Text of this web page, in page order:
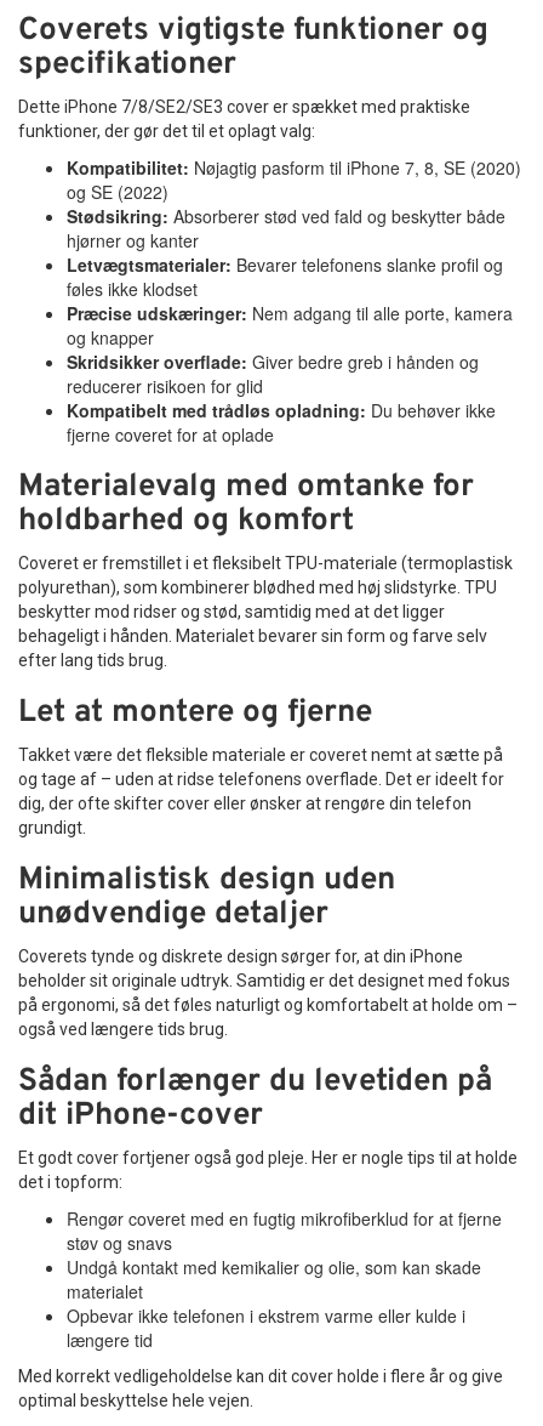
Coverets vigtigste funktioner og
specifikationer
Dette iPhone 7/8/SE2/SE3 cover er spækket med praktiske
funktioner, der gør det til et oplagt valg:
Kompatibilitet: Nøjagtig pasform til iPhone 7, 8, SE (2020)
og SE (2022)
Stødsikring: Absorberer stød ved fald og beskytter både
hjørner og kanter
Letvægtsmaterialer: Bevarer telefonens slanke profil og
føles ikke klodset
Præcise udskæringer: Nem adgang til alle porte, kamera
og knapper
Skridsikker overflade: Giver bedre greb i hånden og
reducerer risikoen for glid
Kompatibelt med trådløs opladning: Du behøver ikke
fjerne coveret for at oplade
Materialevalg med omtanke for
holdbarhed og komfort
Coveret er fremstillet i et fleksibelt TPU-materiale (termoplastisk
polyurethan), som kombinerer blødhed med høj slidstyrke. TPU
beskytter mod ridser og stød, samtidig med at det ligger
behageligt i hånden. Materialet bevarer sin form og farve selv
efter lang tids brug.
Let at montere og fjerne
Takket være det fleksible materiale er coveret nemt at sætte på
og tage af – uden at ridse telefonens overflade. Det er ideelt for
dig, der ofte skifter cover eller ønsker at rengøre din telefon
grundigt.
Minimalistisk design uden
unødvendige detaljer
Coverets tynde og diskrete design sørger for, at din iPhone
beholder sit originale udtryk. Samtidig er det designet med fokus
på ergonomi, så det føles naturligt og komfortabelt at holde om –
også ved længere tids brug.
Sådan forlænger du levetiden på
dit iPhone-cover
Et godt cover fortjener også god pleje. Her er nogle tips til at holde
det i topform:
Rengør coveret med en fugtig mikrofiberklud for at fjerne
støv og snavs
Undgå kontakt med kemikalier og olie, som kan skade
materialet
Opbevar ikke telefonen i ekstrem varme eller kulde i
længere tid
Med korrekt vedligeholdelse kan dit cover holde i flere år og give
optimal beskyttelse hele vejen.